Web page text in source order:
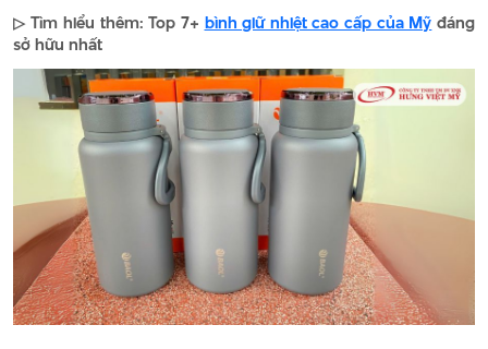
▷ Tìm hiểu thêm: Top 7+ bình giữ nhiệt cao cấp của Mỹ đáng
sở hữu nhất